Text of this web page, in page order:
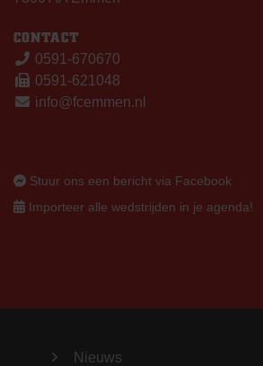
CONTACT
0591-670670
0591-621048
info@fcemmen.nl
Stuur ons een bericht via Facebook
Importeer alle wedstrijden in je agenda!
Nieuws